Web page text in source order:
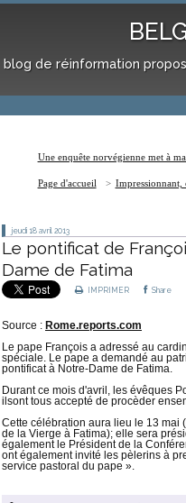
blog de réinformation
Une enquête norvégienne met à
Page d'accueil Impressionnant,
jeudi 18 avril 2013
Le pontificat de
Dame de Fatima
IMPRIMER Share
Source : Rome.reports.com
Le pape François a adressé au c
spéciale Le pape a demandé au
pontificat à Notre-Dame de Fatima
Durant ce mois d'avril , les évêques
ilsont tous accepté de procèder
Cette célébration aura lieu le 13 mai
de la Vierge à Fatima); elle sera
également le Président de la
ont également invité les pèlerins à
service pastoral du pape ».